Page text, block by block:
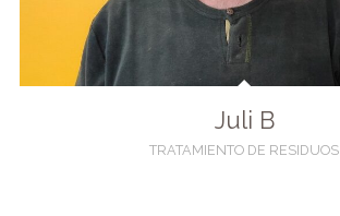
Juli B
TRATAMIENTO DE RESIDUOS